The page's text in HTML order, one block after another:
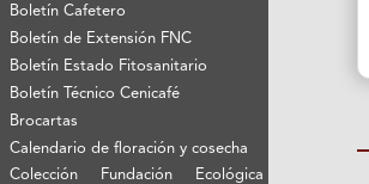
Boletín Cafetero
Boletín de Extensión FNC
Boletín Estado Fitosanitario
Boletín Técnico Cenicafé
Brocartas
Calendario de floración y cosecha
Colección Fundación Ecológica